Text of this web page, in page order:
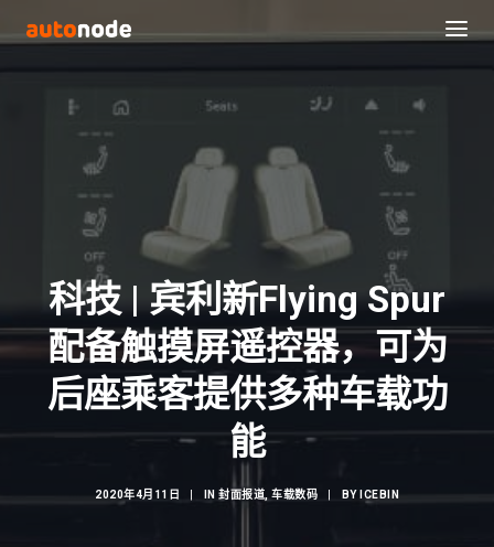
Search
科技 | 宾利新Flying Spur
配备触摸屏遥控器，可为
后座乘客提供多种车载功
能
2020年4月11日 IN 封面报道 车载数码 BY ICEBIN